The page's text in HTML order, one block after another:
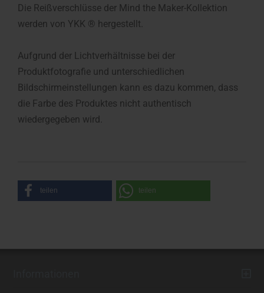
Die Reißverschlüsse der Mind the Maker-Kollektion
werden von YKK ® hergestellt.
Aufgrund der Lichtverhältnisse bei der
Produktfotografie und unterschiedlichen
Bildschirmeinstellungen kann es dazu kommen, dass
die Farbe des Produktes nicht authentisch
wiedergegeben wird.
teilen teilen